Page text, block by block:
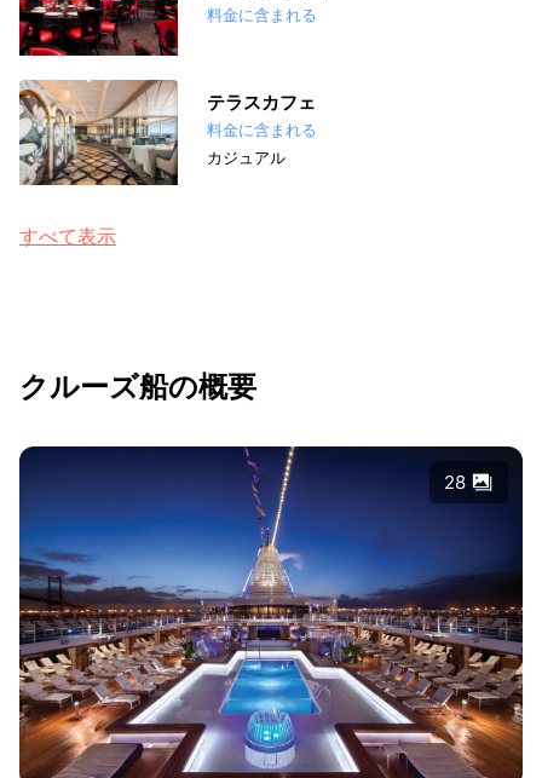
料金に含まれる
テラスカフェ
料金に含まれる
カジュアル
すべて表示
クルーズ船の概要
28